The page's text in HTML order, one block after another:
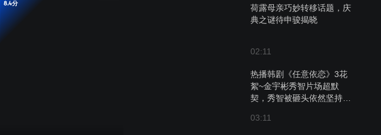
荷露母亲巧妙转移话题，庆
典之谜待申骏揭晓
02:11
热播韩剧《任意依恋》3花
絮~金宇彬秀智片场超默
契，秀智被砸头依然坚持拍
03:11
8.4分